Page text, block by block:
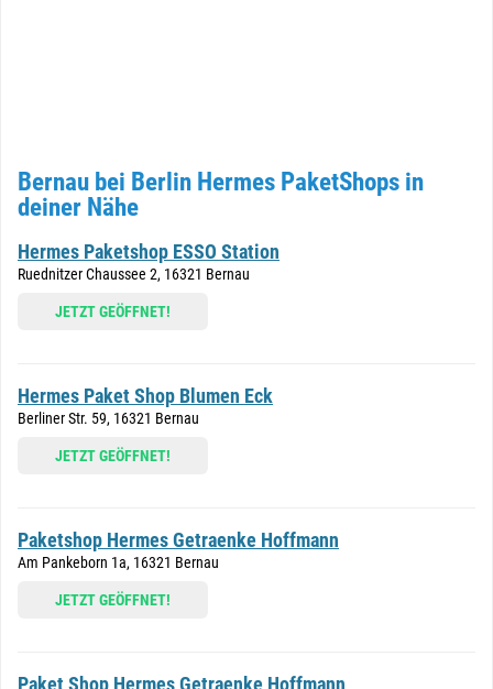
Bernau bei Berlin Hermes PaketShops in
deiner Nähe
Hermes Paketshop ESSO Station
Ruednitzer Chaussee 2, 16321 Bernau
JETZT GEÖFFNET!
Hermes Paket Shop Blumen Eck
Berliner Str. 59, 16321 Bernau
JETZT GEÖFFNET!
Paketshop Hermes Getraenke Hoffmann
Am Pankeborn 1a, 16321 Bernau
JETZT GEÖFFNET!
Paket Shop Hermes Getraenke Hoffmann